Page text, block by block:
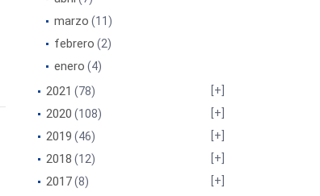
marzo (11)
febrero (2)
enero (4)
2021 (78)
2020 (108)
2019 (46)
2018 (12)
2017(8)